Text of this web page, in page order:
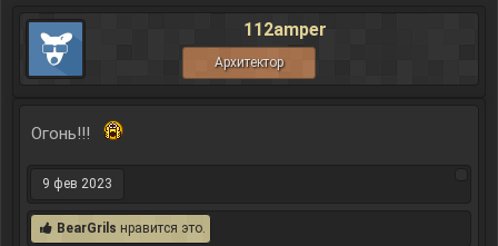
112amper
Архитектор
Огонь!!!
9 фев 2023
BearGrils нравится это.